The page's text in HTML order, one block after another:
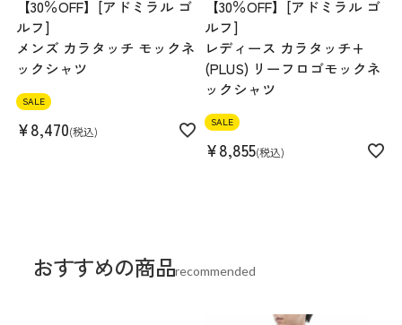
【30％OFF】[アドミラル ゴ
ルフ]
メンズ カラタッチ モックネ
ックシャツ
SALE
¥8,470 税込
【30％OFF】[アドミラル ゴ
ルフ]
レディース カラタッチ+
(PLUS) リーフロゴモックネ
ックシャツ
SALE
¥8,855 税込
おすすめの商品recommended